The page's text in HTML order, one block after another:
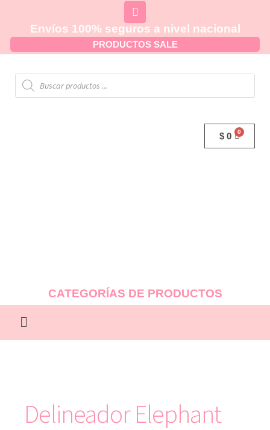
Envíos 100% seguros a nivel nacional
PRODUCTOS SALE
$ 0
CATEGORÍAS DE PRODUCTOS
Delineador Elephant